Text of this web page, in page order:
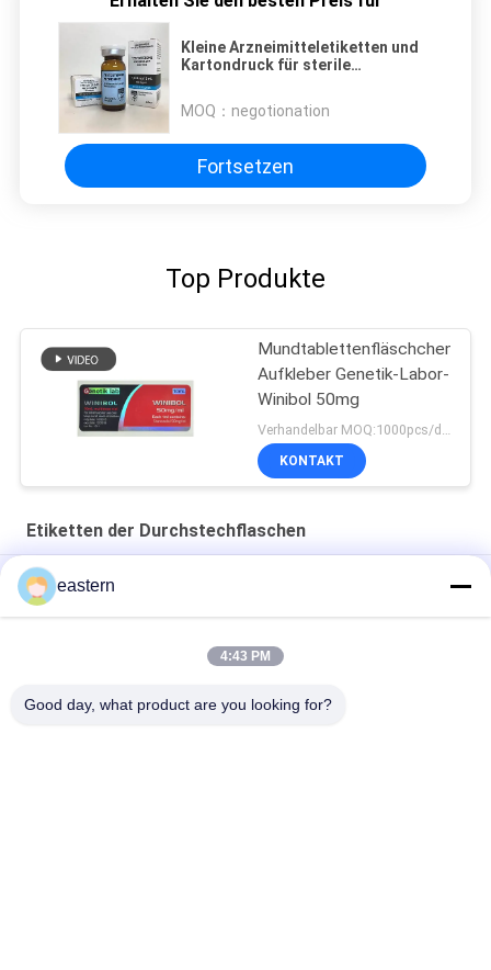
Kleine Arzneimitteletiketten und
Kartondruck für sterile
MOQ： negotionation
Fortsetzen
Top Produkte
Mundtablettenfläschchen-
Aufkleber Genetik-Labor-
Winibol 50mg
KONTAKT
Etiketten der Durchstechflaschen
Cialis Tadalafil 100mg für orale Anwendung Etiketten
SS-31 Festklebstoffetiketten Peptidflaschenetiketten
Biomex-Laborarchiv-aufbauende kundengebundene Aufkleber
eastern
4:43 PM
Good day, what product are you looking for?